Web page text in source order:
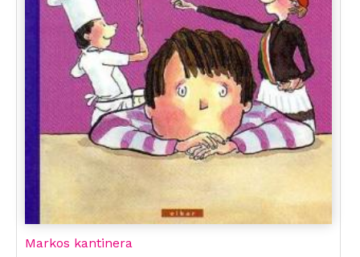
Markos kantinera